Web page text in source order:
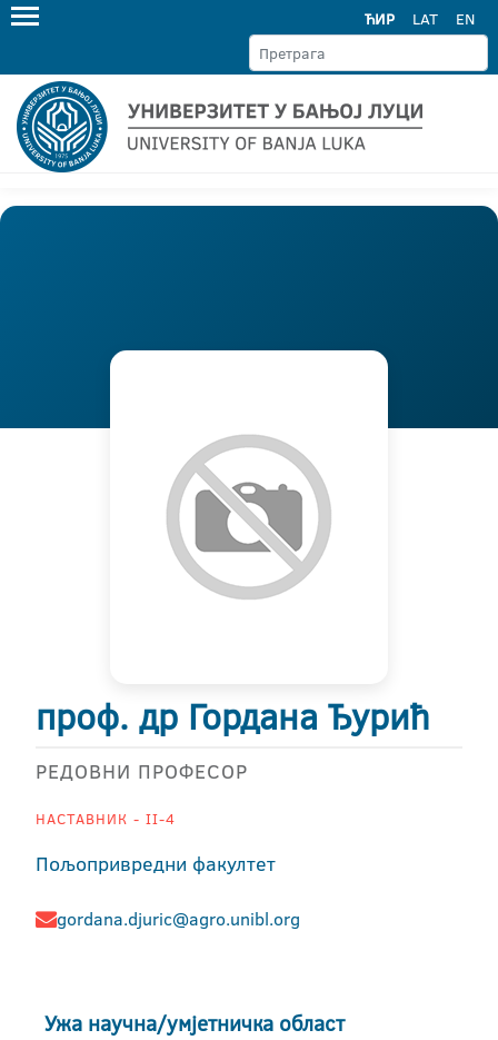
ЋИР LAT EN
проф. др Гордана Ђурић
РЕДОВНИ ПРОФЕСОР
НАСТАВНИК - II-4
Пољопривредни факултет
gordana.djuric@agro.unibl.org
Ужа научна/умјетничка област